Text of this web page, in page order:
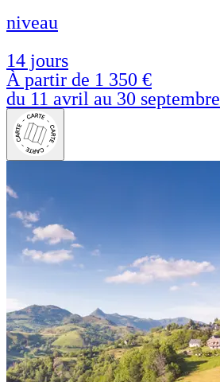
niveau
14 jours
À partir de 1 350 €
du 11 avril au 30 septembre